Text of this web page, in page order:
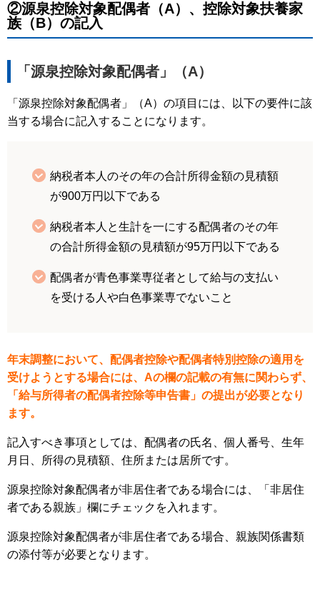
②源泉控除対象配偶者（A）、控除対象扶養家
族（B）の記入
「源泉控除対象配偶者」（A）
「源泉控除対象配偶者」（A）の項目には、以下の要件に該
当する場合に記入することになります。
納税者本人のその年の合計所得金額の見積額
が900万円以下である
納税者本人と生計を一にする配偶者のその年
の合計所得金額の見積額が95万円以下である
配偶者が青色事業専従者として給与の支払い
を受ける人や白色事業専でないこと
年末調整において、配偶者控除や配偶者特別控除の適用を
受けようとする場合には、Aの欄の記載の有無に関わらず、
「給与所得者の配偶者控除等申告書」の提出が必要となり
ます。
記入すべき事項としては、配偶者の氏名、個人番号、生年
月日、所得の見積額、住所または居所です。
源泉控除対象配偶者が非居住者である場合には、「非居住
者である親族」欄にチェックを入れます。
源泉控除対象配偶者が非居住者である場合、親族関係書類
の添付等が必要となります。